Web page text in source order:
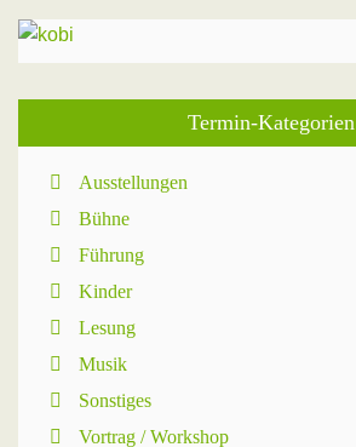
Termin-Kategorien
Ausstellungen
Bühne
Führung
Kinder
Lesung
Musik
Sonstiges
Vortrag / Workshop